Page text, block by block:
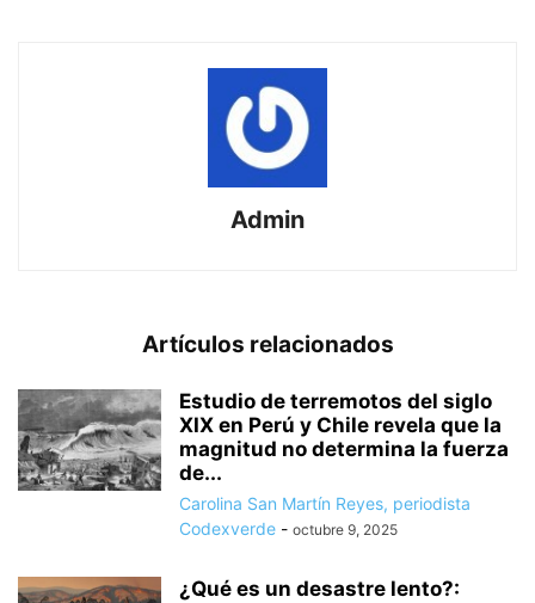
Admin
Artículos relacionados
Estudio de terremotos del siglo
XIX en Perú y Chile revela que la
magnitud no determina la fuerza
de...
Carolina San Martín Reyes, periodista
Codexverde - octubre 9, 2025
¿Qué es un desastre lento?: